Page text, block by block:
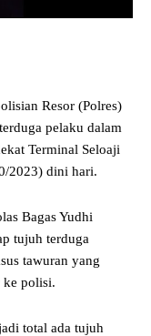
Resor (Polres)
pelaku dalam
Terminal Seloaji
2023) dini hari.
Bagas Yudhi
tujuh terduga
tawuran yang
ke polisi.
total ada tujuh